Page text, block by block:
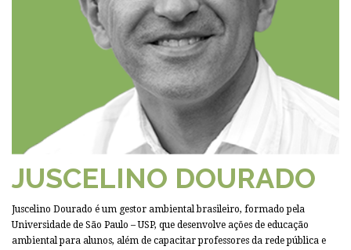
JUSCELINO DOURADO
Juscelino Dourado é um gestor ambiental brasileiro, formado pela
Universidade de São Paulo – USP, que desenvolve ações de educação
ambiental para alunos, além de capacitar professores da rede pública e